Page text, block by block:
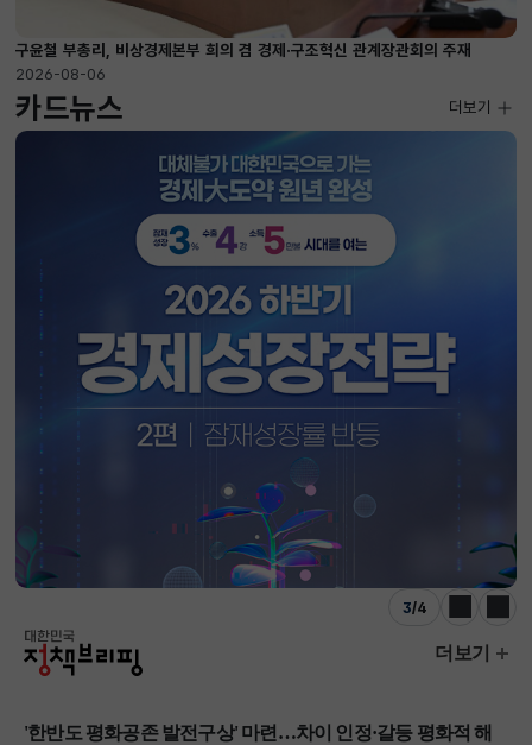
구윤철 부총리, 비상경제본부 희의 겸 경제·구조혁신 관계장관회의 주재
2026-08-06
카드뉴스
3/4
이전 다음
더보기